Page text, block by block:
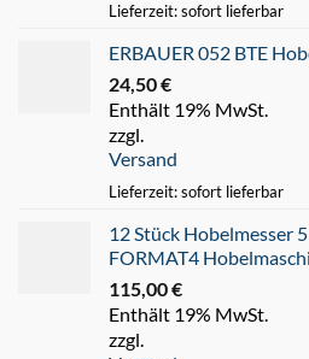
Lieferzeit: sofort lieferbar
ERBAUER 052 BTE
24,50€
Enthält 19% MwSt.
zzgl.
Versand
Lieferzeit: sofort lieferbar
12 Stück Hobelmesser
FORMAT4
115,00€
Enthält 19% MwSt.
zzgl.